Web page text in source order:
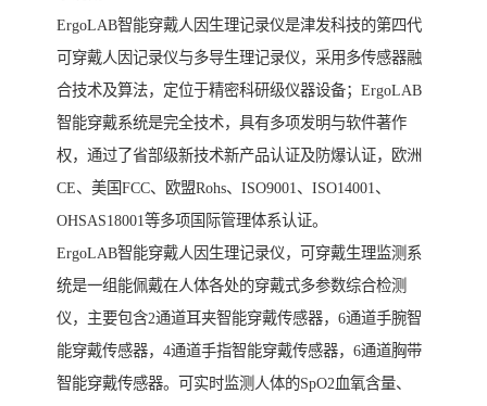
ErgoLAB智能穿戴人因生理记录仪是津发科技的第四代
可穿戴人因记录仪与多导生理记录仪，采用多传感器融
合技术及算法，定位于精密科研级仪器设备；ErgoLAB
智能穿戴系统是完全技术，具有多项发明与软件著作
权，通过了省部级新技术新产品认证及防爆认证，欧洲
CE、美国FCC、欧盟Rohs、ISO9001、ISO14001、
OHSAS18001等多项国际管理体系认证。
ErgoLAB智能穿戴人因生理记录仪，可穿戴生理监测系
统是一组能佩戴在人体各处的穿戴式多参数综合检测
仪，主要包含2通道耳夹智能穿戴传感器，6通道手腕智
能穿戴传感器，4通道手指智能穿戴传感器，6通道胸带
智能穿戴传感器。可实时监测人体的SpO2血氧含量、